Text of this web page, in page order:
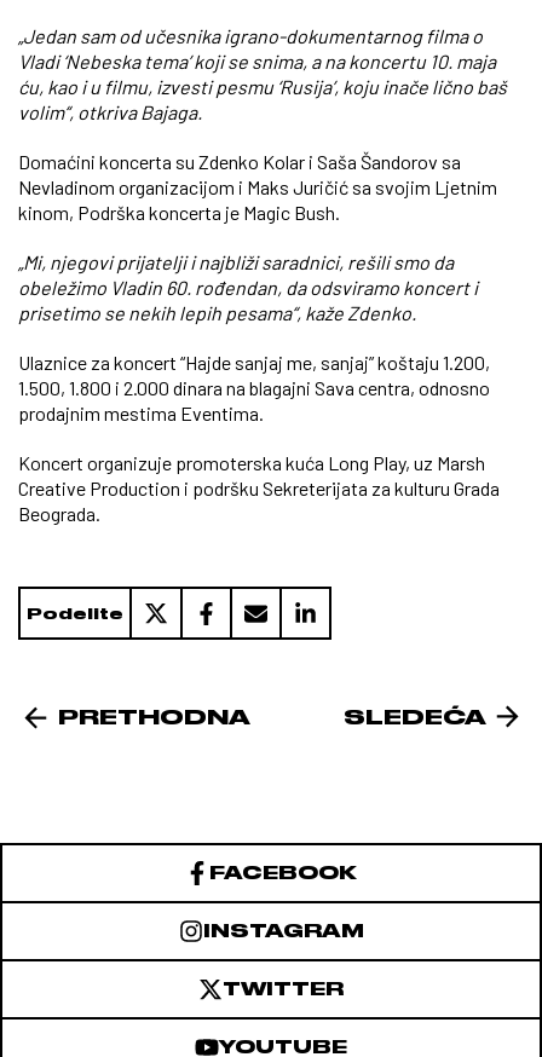
„Jedan sam od učesnika igrano-dokumentarnog filma o
Vladi ‘Nebeska tema’ koji se snima, a na koncertu 10. maja
ću, kao i u filmu, izvesti pesmu ‘Rusija’, koju inače lično baš
volim“, otkriva Bajaga.
Domaćini koncerta su Zdenko Kolar i Saša Šandorov sa
Nevladinom organizacijom i Maks Juričić sa svojim Ljetnim
kinom, Podrška koncerta je Magic Bush.
„Mi, njegovi prijatelji i najbliži saradnici, rešili smo da
obeležimo Vladin 60. rođendan, da odsviramo koncert i
prisetimo se nekih lepih pesama“, kaže Zdenko.
Ulaznice za koncert “Hajde sanjaj me, sanjaj” koštaju 1.200,
1.500, 1.800 i 2.000 dinara na blagajni Sava centra, odnosno
prodajnim mestima Eventima.
Koncert organizuje promoterska kuća Long Play, uz Marsh
Creative Production i podršku Sekreterijata za kulturu Grada
Beograda.
Podelite
PRETHODNA SLEDEĆA
FACEBOOK
INSTAGRAM
TWITTER
YOUTUBE